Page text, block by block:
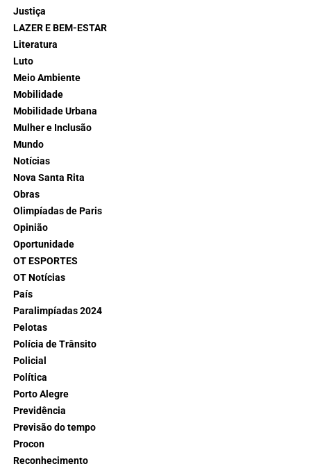
Justiça
LAZER E BEM-ESTAR
Literatura
Luto
Meio Ambiente
Mobilidade
Mobilidade Urbana
Mulher e Inclusão
Mundo
Notícias
Nova Santa Rita
Obras
Olimpíadas de Paris
Opinião
Oportunidade
OT ESPORTES
OT Notícias
País
Paralimpíadas 2024
Pelotas
Polícia de Trânsito
Policial
Política
Porto Alegre
Previdência
Previsão do tempo
Procon
Reconhecimento